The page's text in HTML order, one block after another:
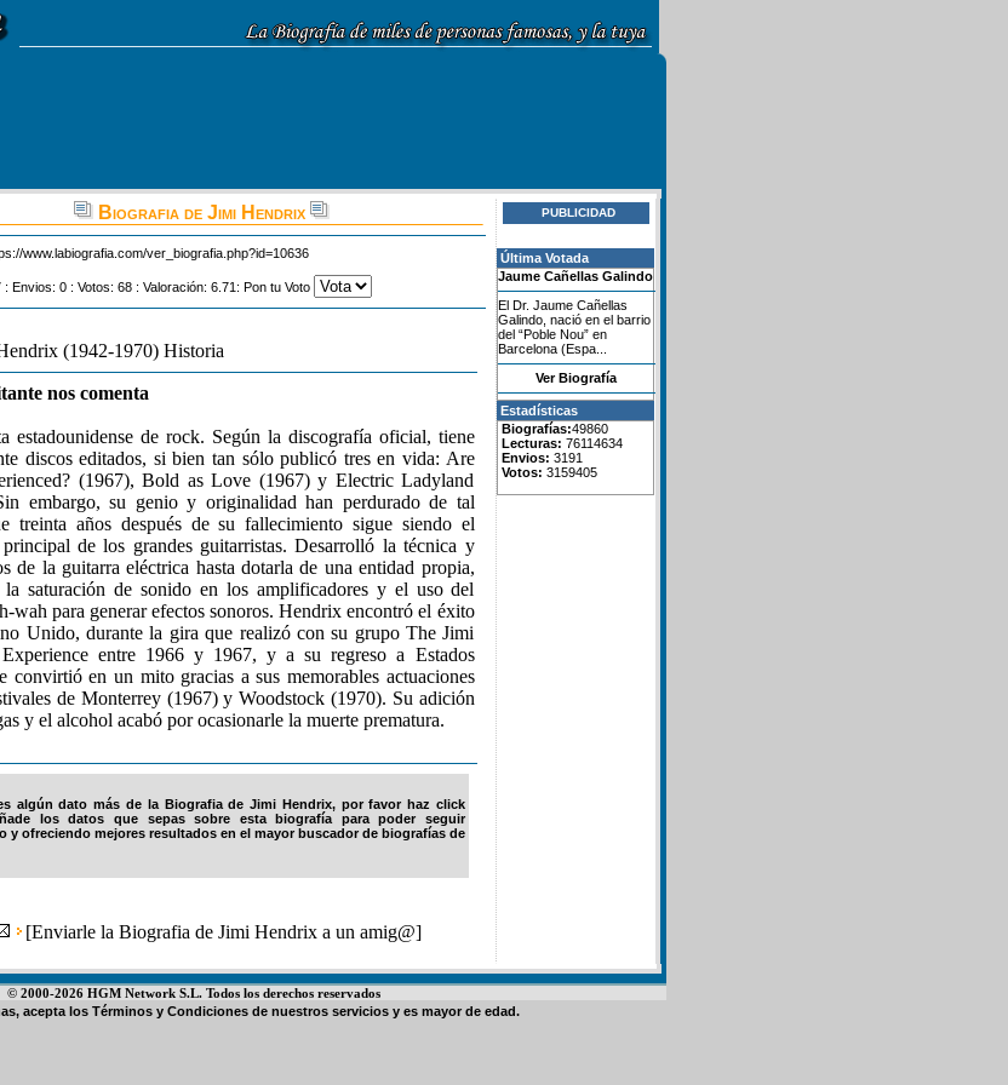
Biografia de Jimi Hendrix
www.labiografia.com/ver_biografia.php?id=10636
Envios: 0 : Votos: 68 : Valoración: 6.71: Pon tu Voto
(1942-1970) Historia
nos comenta
estadounidense de rock. Según la discografía oficial, tiene
discos editados, si bien tan sólo publicó tres en vida: Are
(1967), Bold as Love (1967) y Electric Ladyland
embargo, su genio y originalidad han perdurado de tal
treinta años después de su fallecimiento sigue siendo el
principal de los grandes guitarristas. Desarrolló la técnica y
de la guitarra eléctrica hasta dotarla de una entidad propia,
la saturación de sonido en los amplificadores y el uso del
wah para generar efectos sonoros. Hendrix encontró el éxito
Unido, durante la gira que realizó con su grupo The Jimi
entre 1966 y 1967, y a su regreso a Estados
convirtió en un mito gracias a sus memorables actuaciones
de Monterrey (1967) y Woodstock (1970). Su adición
y el alcohol acabó por ocasionarle la muerte prematura.
algún dato más de la Biografia de Jimi Hendrix, por favor haz click
los datos que sepas sobre esta biografía para poder seguir
y ofreciendo mejores resultados en el mayor buscador de biografías de
[Enviarle la Biografia de Jimi Hendrix a un amig@]
PUBLICIDAD
Última Votada
Jaume Cañellas Galindo
El Dr. Jaume Cañellas
Galindo, nació en el barrio
del “Poble Nou” en
Barcelona (Espa...
Ver Biografía
Estadísticas
Biografías:49860
Lecturas: 76114634
Envios: 3191
Votos: 3159405
© 2000-2026 HGM Network S.L. Todos los derechos reservados
acepta los Términos y Condiciones de nuestros servicios y es mayor de edad.